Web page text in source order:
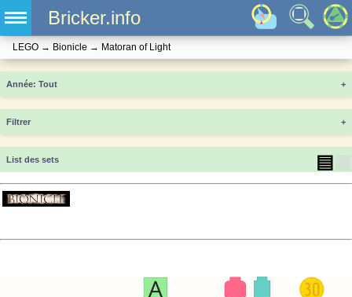
Bricker.info
LEGO → Bionicle → Matoran of Light
Année +
Filtrer +
List des sets ▤